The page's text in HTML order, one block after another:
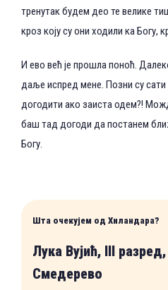
тренутак будем део те велике
кроз коју су они ходили ка Богу,
И ево већ је прошла поноћ.
даље испред мене. Позни су
догодити ако заиста одем?!
баш тад догоди да постанем
Богу.
Шта очекујем од Хиландара?
Лука Вујић, III
Смедерево